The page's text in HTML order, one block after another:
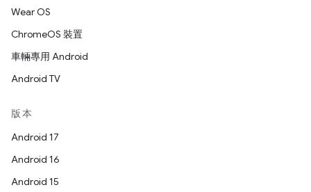
Wear OS
ChromeOS 裝置
車輛專用 Android
Android TV
版本
Android 17
Android 16
Android 15